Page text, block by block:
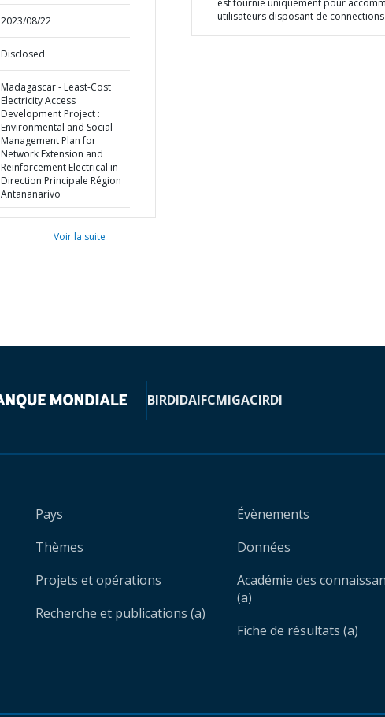
2023/08/22
Disclosed
Madagascar - Least-Cost
Electricity Access
Development Project :
Environmental and Social
Management Plan for
Network Extension and
Reinforcement Electrical in
Direction Principale Région
Antananarivo
Voir la suite
est fournie uniquement pour
utilisateurs disposant de
BIRDIDAIFCMIGACIRDI
Pays
Thèmes
Projets et opérations
Recherche et publications (a)
Évènements
Données
Académie des
(a)
Fiche de résultats (a)